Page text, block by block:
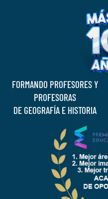
FORMANDO PROFESORES Y
PROFESORAS
DE GEOGRAFÍA E HISTORIA